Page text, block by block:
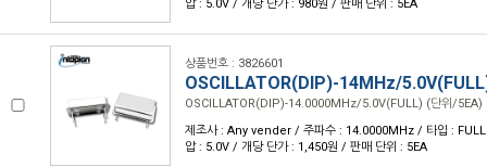
압 : 5.0V / 개당 단가 : 980원 / 판매 단위 : 5EA
상품번호 : 3826601
OSCILLATOR(DIP)-14MHz/
OSCILLATOR(DIP)-14.0000MHz/5.0V(FULL) (단위/5EA)
제조사 : Any vender / 주파수 : 14.0000MHz / 타입 :
압 : 5.0V / 개당 단가 : 1,450원 / 판매 단위 : 5EA